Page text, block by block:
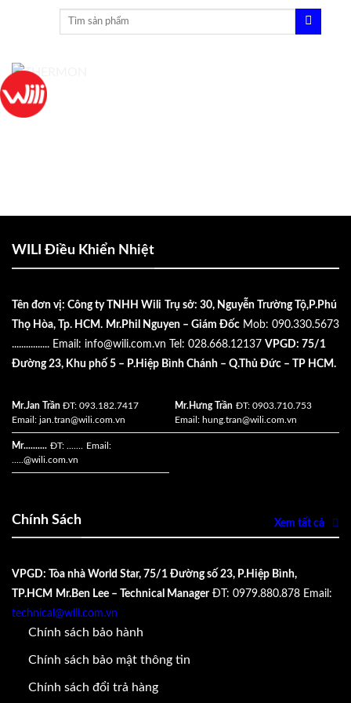
Tìm
WILI Điều Khiển Nhiệt
Tên đơn vị: Công ty TNHH Wili
Trụ sở: 30, Nguyễn Trường Tộ,P.Phú
Thọ Hòa, Tp. HCM. Mr.Phil Nguyen – Giám Đốc Mob: 090.330.5673
................ Email: info@wili.com.vn Tel: 028.668.12137 VPGD: 75/1
Đường 23, Khu phố 5 – P.Hiệp Bình Chánh – Q.Thủ Đức – TP HCM.
Mr.Jan Trần ĐT: 093.182.7417
Email: jan.tran@wili.com.vn
Mr.Hưng Trần ĐT: 0903.710.753
Email: hung.tran@wili.com.vn
Mr.......... ĐT: ....... Email:
.....@wili.com.vn
Chính Sách Xem tất cả
VPGD: Tòa nhà World Star, 75/1 Đường số 23, P.Hiệp Bình,
TP.HCM Mr.Ben Lee – Technical Manager ĐT: 0979.880.878 Email:
technical@wili.com.vn
Chính sách bảo hành
Chính sách bảo mật thông tin
Chính sách đổi trả hàng